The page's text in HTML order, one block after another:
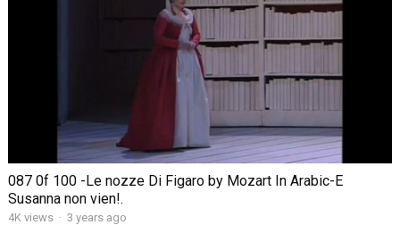
087 0f 100 -Le nozze Di Figaro by Mozart In Arabic-E
Susanna non vien!.
4K views · 3 years ago